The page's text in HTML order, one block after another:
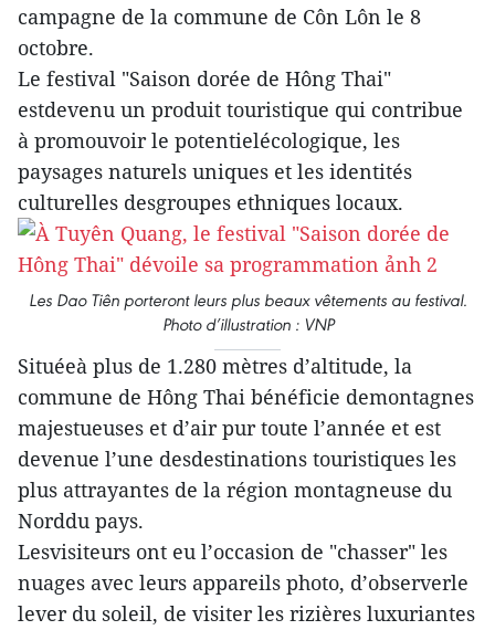
campagne de la commune de Côn Lôn le 8
octobre.
Le festival "Saison dorée de Hông Thai"
estdevenu un produit touristique qui contribue
à promouvoir le potentielécologique, les
paysages naturels uniques et les identités
culturelles desgroupes ethniques locaux.
Les Dao Tiên porteront leurs plus beaux vêtements au festival.
Photo d’illustration : VNP
Situéeà plus de 1.280 mètres d’altitude, la
commune de Hông Thai bénéficie demontagnes
majestueuses et d’air pur toute l’année et est
devenue l’une desdestinations touristiques les
plus attrayantes de la région montagneuse du
Norddu pays.
Lesvisiteurs ont eu l’occasion de "chasser" les
nuages avec leurs appareils photo, d’observerle
lever du soleil, de visiter les rizières luxuriantes